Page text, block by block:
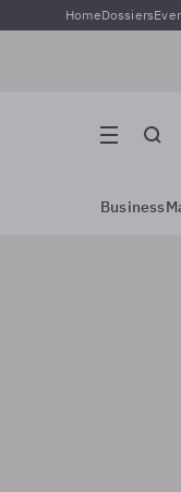
HomeDossiers
Business